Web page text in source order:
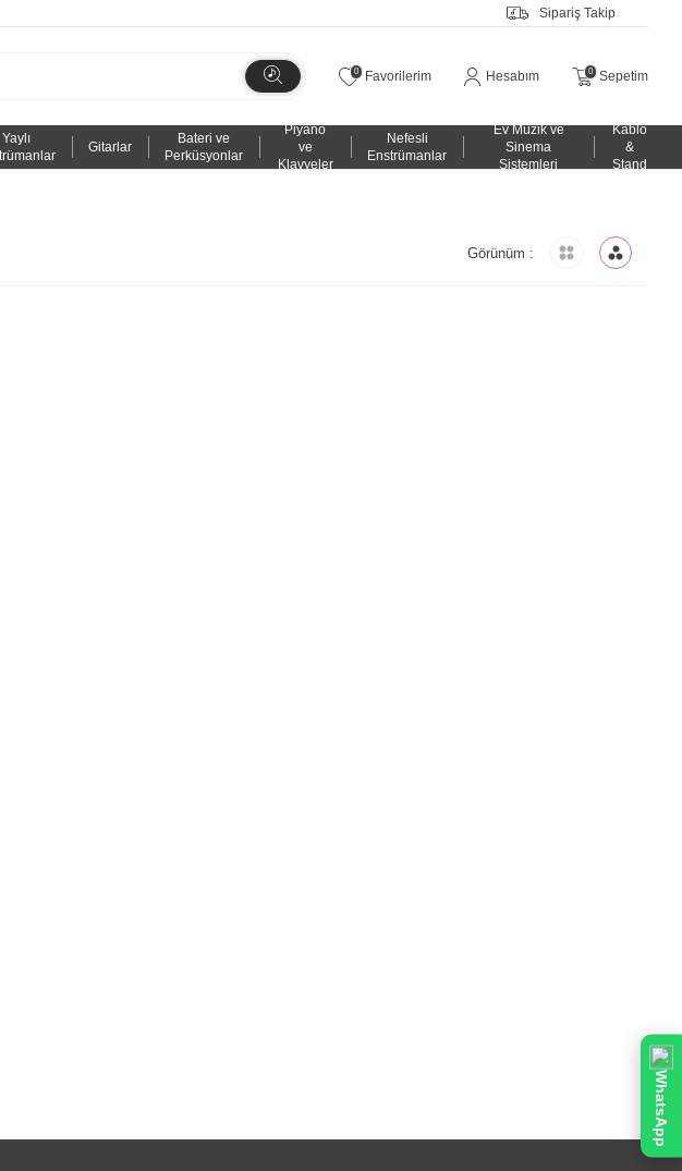
Sipariş Takip
0 Favorilerim Hesabım 0 Sepetim
Yaylı
Gitarlar
Bateri ve
Perküsyonlar
Piyano
ve
Klavyeler
Nefesli
Enstrümanlar
Ev Müzik ve
Sinema
Sistemleri
Kablo
&
Stand
Görünüm :
WhatsApp